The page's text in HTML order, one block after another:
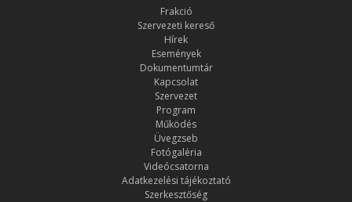
Frakció
Szervezeti kereső
Hírek
Események
Dokumentumtár
Kapcsolat
Szervezet
Program
Működés
Üvegzseb
Fotógaléria
Videócsatorna
Adatkezelési tájékoztató
Szerkesztőség